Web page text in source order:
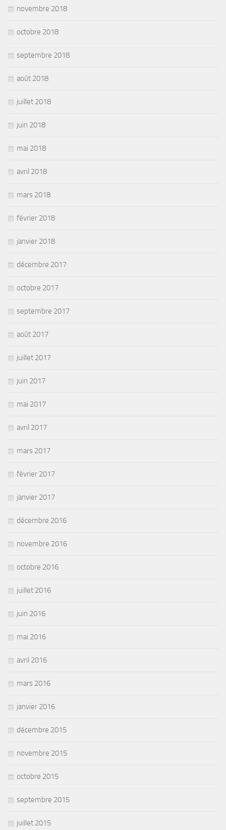
novembre 2018
octobre 2018
septembre 2018
août 2018
juillet 2018
juin 2018
mai 2018
avril 2018
mars 2018
février 2018
janvier 2018
décembre 2017
octobre 2017
septembre 2017
août 2017
juillet 2017
juin 2017
mai 2017
avril 2017
mars 2017
février 2017
janvier 2017
décembre 2016
novembre 2016
octobre 2016
juillet 2016
juin 2016
mai 2016
avril 2016
mars 2016
janvier 2016
décembre 2015
novembre 2015
octobre 2015
septembre 2015
juillet 2015